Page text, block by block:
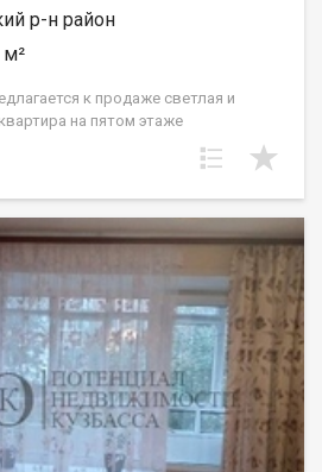
р-н район
м²
к продаже светлая и
на пятом этаже
Квартира полностью готова к
обременений. В квартире: -
до магазинов, остановок
и всей необходимой
чтобы договориться о просмотре
новых счастливых жильцов!
через АН Самолет ПЛЮС , Вы
сопровождение; помощь в
выгодных условиях; помощь в
Качественный клиентский сервис.
узнать подробности и
Гарантия юридической чистоты
работает на рынке